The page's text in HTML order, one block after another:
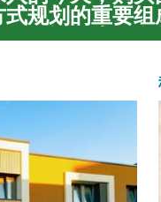
规划的重要
，还是为子